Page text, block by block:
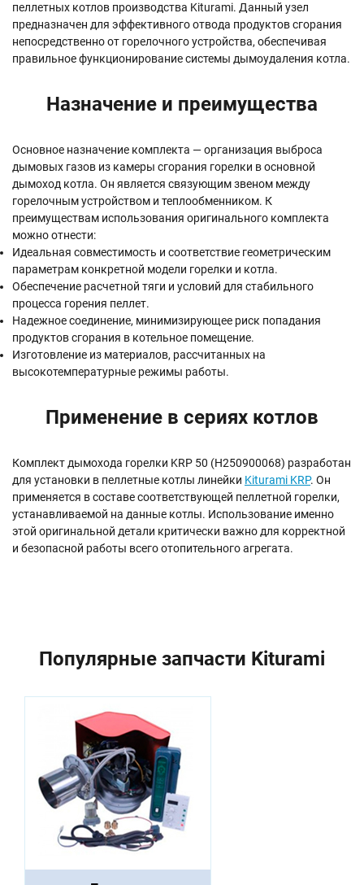
пеллетных котлов производства Kiturami. Данный узел
предназначен для эффективного отвода продуктов сгорания
непосредственно от горелочного устройства, обеспечивая
правильное функционирование системы дымоудаления котла.
Назначение и преимущества
Основное назначение комплекта — организация выброса
дымовых газов из камеры сгорания горелки в основной
дымоход котла. Он является связующим звеном между
горелочным устройством и теплообменником. К
преимуществам использования оригинального комплекта
можно отнести:
Идеальная совместимость и соответствие геометрическим
параметрам конкретной модели горелки и котла.
Обеспечение расчетной тяги и условий для стабильного
процесса горения пеллет.
Надежное соединение, минимизирующее риск попадания
продуктов сгорания в котельное помещение.
Изготовление из материалов, рассчитанных на
высокотемпературные режимы работы.
Применение в сериях котлов
Комплект дымохода горелки KRP 50 (H250900068) разработан
для установки в пеллетные котлы линейки Kiturami KRP. Он
применяется в составе соответствующей пеллетной горелки,
устанавливаемой на данные котлы. Использование именно
этой оригинальной детали критически важно для корректной
и безопасной работы всего отопительного агрегата.
Популярные запчасти Kiturami